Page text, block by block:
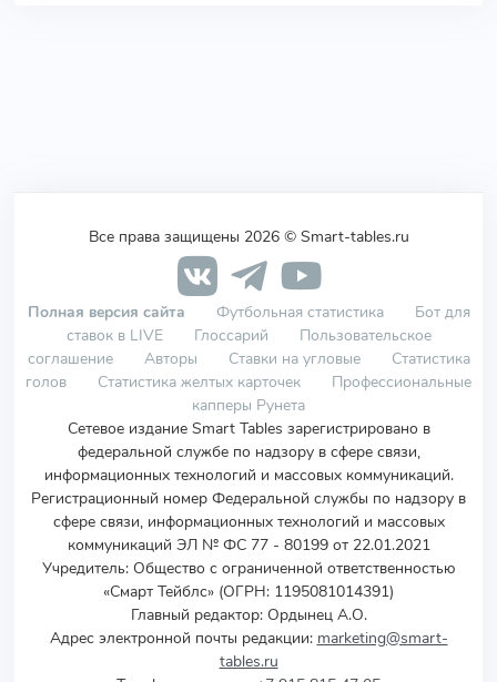
Все права защищены 2026 © Smart-tables.ru
Полная версия сайта Футбольная статистика
Бот для
ставок в LIVE
Глоссарий
Пользовательское
соглашение
Авторы Ставки на угловые
Статистика
голов
Статистика желтых карточек
Профессиональные
капперы Рунета
Сетевое издание Smart Tables зарегистрировано в
федеральной службе по надзору в сфере связи,
информационных технологий и массовых коммуникаций.
Регистрационный номер Федеральной службы по надзору в
сфере связи, информационных технологий и массовых
коммуникаций ЭЛ № ФС 77 - 80199 от 22.01.2021
Учредитель: Общество с ограниченной ответственностью
«Смарт Тейблс» (ОГРН: 1195081014391)
Главный редактор: Ордынец А.О.
Адрес электронной почты редакции: marketing@smart-
tables.ru